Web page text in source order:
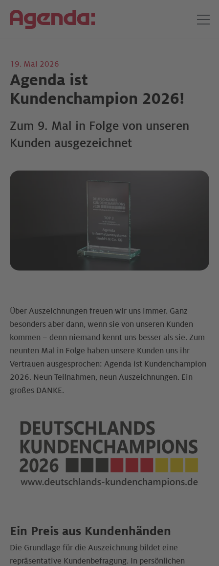
19. Mai 2026
Agenda ist
Kundenchampion 2026!
Zum 9. Mal in Folge von unseren
Kunden ausgezeichnet
Über Auszeichnungen freuen wir uns immer. Ganz
besonders aber dann, wenn sie von unseren Kunden
kommen – denn niemand kennt uns besser als sie. Zum
neunten Mal in Folge haben unsere Kunden uns ihr
Vertrauen ausgesprochen: Agenda ist Kundenchampion
2026. Neun Teilnahmen, neun Auszeichnungen. Ein
großes DANKE.
Ein Preis aus Kundenhänden
Die Grundlage für die Auszeichnung bildet eine
repräsentative Kundenbefragung. In persönlichen